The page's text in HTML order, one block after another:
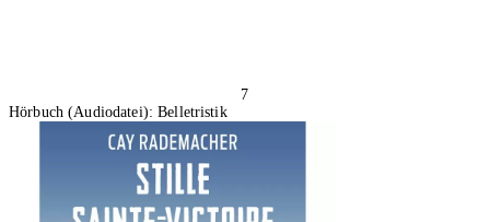
7
Hörbuch (Audiodatei): Belletristik